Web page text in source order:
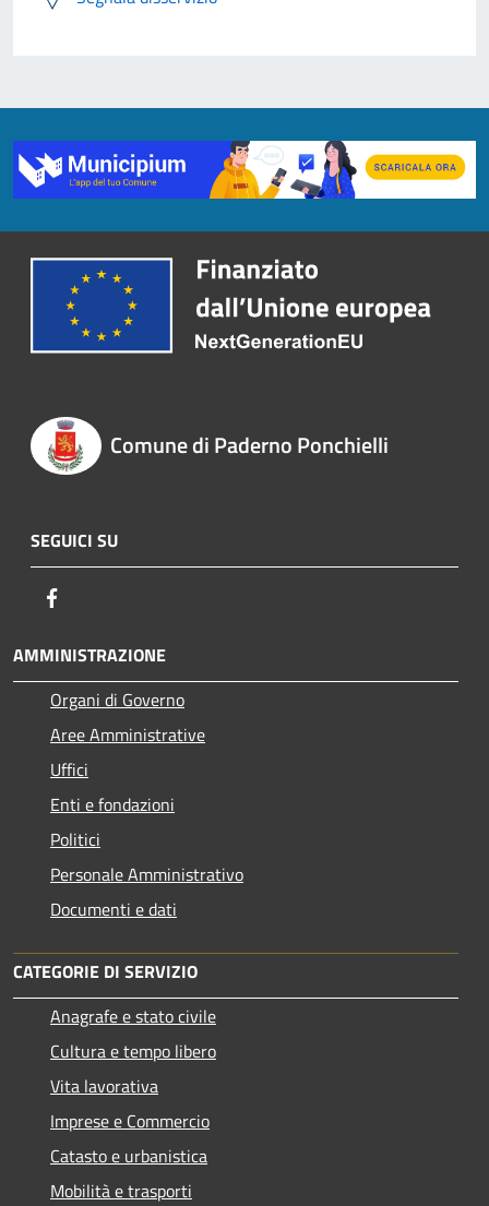
Comune di Paderno Ponchielli
SEGUICI SU
AMMINISTRAZIONE
Organi di Governo
Aree Amministrative
Uffici
Enti e fondazioni
Politici
Personale Amministrativo
Documenti e dati
CATEGORIE DI SERVIZIO
Anagrafe e stato civile
Cultura e tempo libero
Vita lavorativa
Imprese e Commercio
Catasto e urbanistica
Mobilità e trasporti